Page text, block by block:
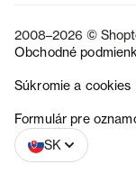
2008–2026 ©
Obchodné
Súkromie a cookies
Formulár pre
SK